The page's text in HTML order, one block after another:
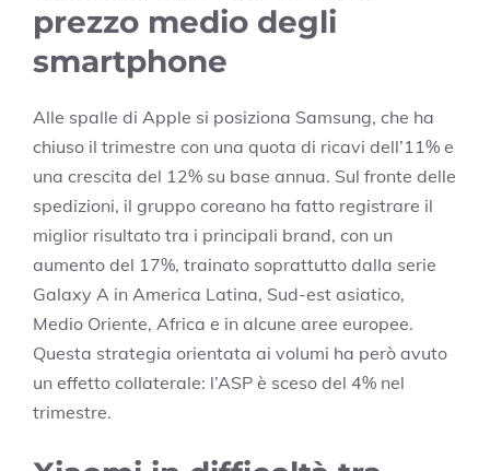
prezzo medio degli
smartphone
Alle spalle di Apple si posiziona Samsung, che ha
chiuso il trimestre con una quota di ricavi dell’11% e
una crescita del 12% su base annua. Sul fronte delle
spedizioni, il gruppo coreano ha fatto registrare il
miglior risultato tra i principali brand, con un
aumento del 17%, trainato soprattutto dalla serie
Galaxy A in America Latina, Sud-est asiatico,
Medio Oriente, Africa e in alcune aree europee.
Questa strategia orientata ai volumi ha però avuto
un effetto collaterale: l’ASP è sceso del 4% nel
trimestre.